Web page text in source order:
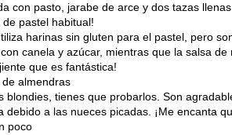
con pasto, jarabe de arce y dos tazas
pastel habitual!
harinas sin gluten para el pastel, pero
canela y azúcar, mientras que la salsa
que es fantástica!
almendras
blondies, tienes que probarlos. Son
debido a las nueces picadas. ¡Me encanta
poco